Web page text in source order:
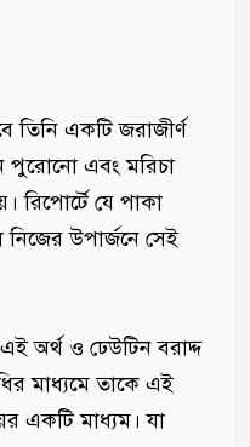
তিনি একটি জরাজীর্ণ
পুরোনো এবং মরিচা
রিপোর্টে যে পাকা
নিজের উপার্জনে সেই
এই অর্থ ও ঢেউটিন বরাদ্দ
মাধ্যমে তাকে এই
একটি মাধ্যম। যা